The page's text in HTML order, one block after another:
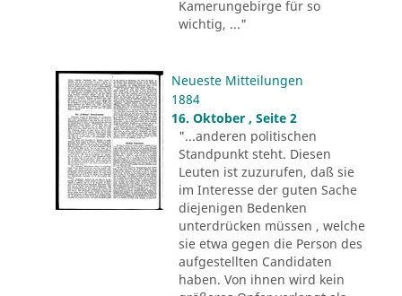
Kamerungebirge für so
wichtig, ..."
Neueste Mitteilungen
1884
16. Oktober , Seite 2
"...anderen politischen
Standpunkt steht. Diesen
Leuten ist zuzurufen, daß sie
im Interesse der guten Sache
diejenigen Bedenken
unterdrücken müssen , welche
sie etwa gegen die Person des
aufgestellten Candidaten
haben. Von ihnen wird kein